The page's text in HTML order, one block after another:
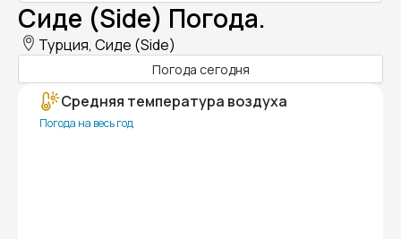
Сиде (Side) Погода.
Турция, Сиде (Side)
Погода сегодня
Средняя температура воздуха
Погода на весь год